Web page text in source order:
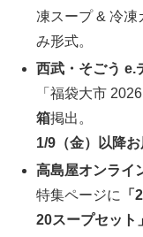
凍スープ & 冷凍
み形式。
西武・そごう e.
「福袋大市
箱掲出。
1/9（金）以降
高島屋オンライ
特集ページに
20スープセット